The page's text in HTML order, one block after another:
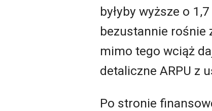
byłyby wyższe o
bezustannie rośnie
mimo tego wciąż
detaliczne ARPU z
Po stronie